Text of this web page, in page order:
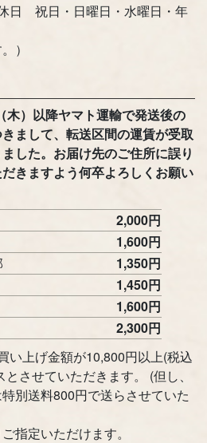
日 祝日・日曜日・水曜日・年
）
木）以降ヤマト運輸で発送後の
まして、転送区間の運賃が受取
した。お届け先のご住所に誤り
きますよう何卒よろしくお願い
2,000円
1,600円
1,350円
1,450円
1,600円
2,300円
い上げ金額が10,800円以上(税込
させていただきます。 (但し、
別送料800円で送らさせていた
指定いただけます。